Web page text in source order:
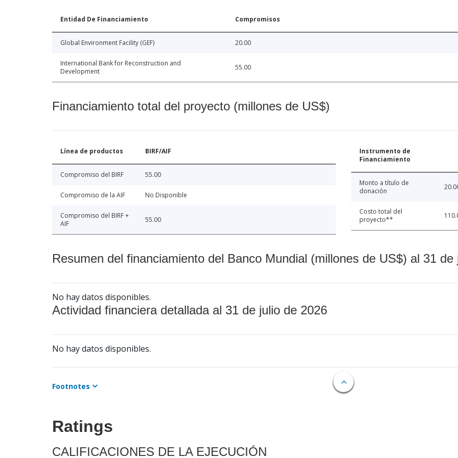
Entidad De Financiamiento Compromisos
Global Environment Facility (GEF) 20.00
International Bank for Reconstruction and
Development
55.00
Financiamiento total del proyecto (millones de US$)
Línea de productos BIRF/AIF
Compromiso del BIRF 55.00
Compromiso de la AIF No Disponible
Compromiso del BIRF +
AIF
55.00
Instrumento de
Financiamiento
Monto a título de
donación
Costo total del
proyecto**
Resumen del financiamiento del Banco Mundial (millones de US$) al 31 de
No hay datos disponibles.
Actividad financiera detallada al 31 de julio de 2026
No hay datos disponibles.
Footnotes
Ratings
CALIFICACIONES DE LA EJECUCIÓN